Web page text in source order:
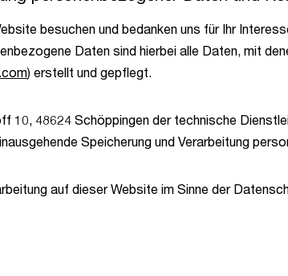
besuchen und bedanken uns für Ihr
Daten sind hierbei alle Daten, mit
) erstellt und gepflegt.
10, 48624 Schöppingen der technische
Speicherung und Verarbeitung
auf dieser Website im Sinne der